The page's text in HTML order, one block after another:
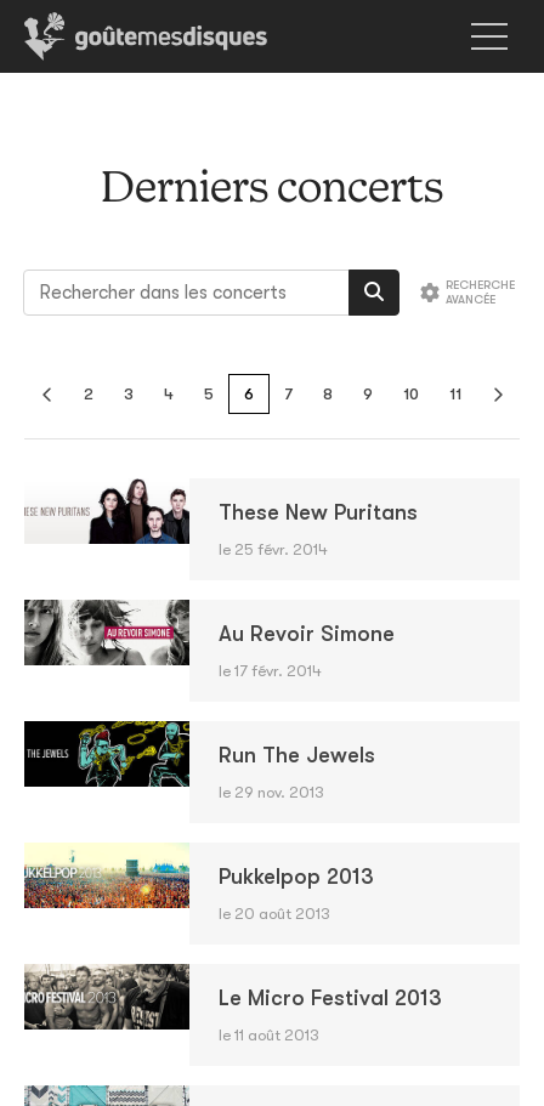
Derniers concerts
2 3 4 5 6 7 8 9 10 11
These New Puritans
le 25 févr. 2014
Au Revoir Simone
le 17 févr. 2014
Run The Jewels
le 29 nov. 2013
Pukkelpop 2013
le 20 août 2013
Le Micro Festival 2013
le 11 août 2013